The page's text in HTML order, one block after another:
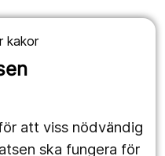
kakor
att viss nödvändig
ska fungera för